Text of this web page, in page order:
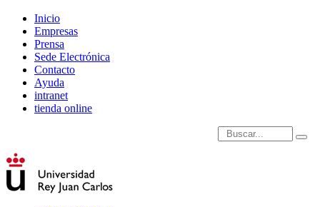
Inicio
Empresas
Prensa
Sede Electrónica
Contacto
Ayuda
intranet
tienda online
Introduce términos de